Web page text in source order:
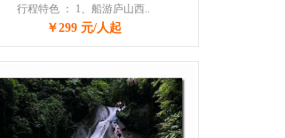
行程特色 ： 1、船游庐山西..
￥299 元/人起